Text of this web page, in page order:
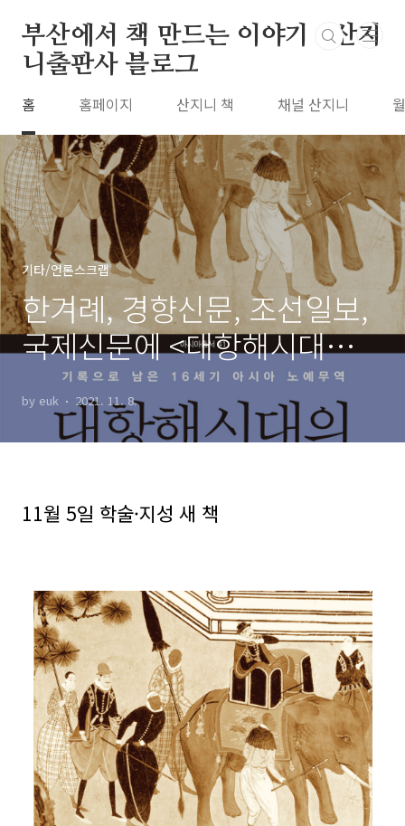
부산에서 책 만드는 이야기 : 산지
니출판사 블로그
홈 홈페이지 산지니 책 채널 산지니
기타/언론스크랩
한겨례, 경향신문, 조선일보,
국제신문에 <대항해시대의
일본인 노예>가 소개되었습
니다!
by euk 2021. 11. 8.
11월 5일 학술·지성 새 책